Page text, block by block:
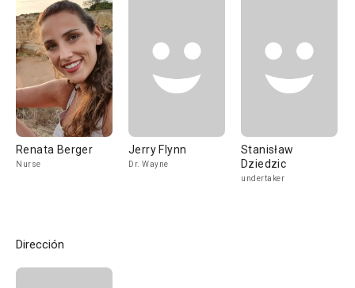
Renata Berger
Nurse
Jerry Flynn
Dr. Wayne
Stanisław
Dziedzic
undertaker
Dirección